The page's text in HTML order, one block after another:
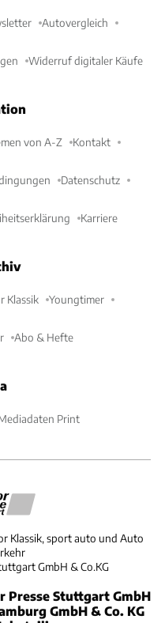
Autovergleich
Widerruf digitaler Käufe
von A-Z Kontakt
Datenschutz
Karriere
Klassik Youngtimer
Abo & Hefte
Print
Klassik, sport auto und Auto
GmbH & Co.KG
Presse Stuttgart GmbH
GmbH & Co. KG